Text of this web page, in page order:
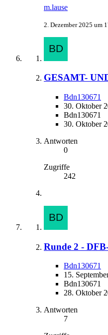
m.lause
2. Dezember 2025 um
GESAMT-
Bdn130671
30. Oktober
Bdn130671
30. Oktober
Antworten
0
Zugriffe
242
Runde 2 -
Bdn130671
15.
Bdn130671
28. Oktober
Antworten
7